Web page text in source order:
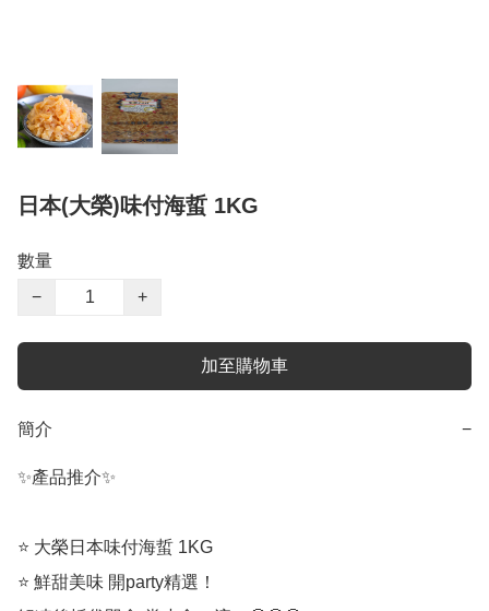
日本(大榮)味付海蜇 1KG
數量
−
+
加至購物車
簡介 −
✨產品推介✨﻿
⭐️ 大榮日本味付海蜇 1KG
⭐️ 鮮甜美味 開party精選！